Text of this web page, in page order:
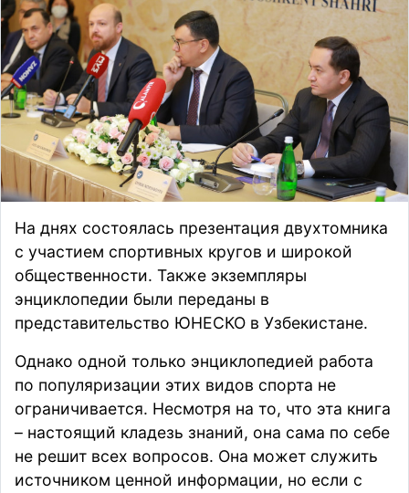
На днях состоялась презентация двухтомника
с участием спортивных кругов и широкой
общественности. Также экземпляры
энциклопедии были переданы в
представительство ЮНЕСКО в Узбекистане.
Однако одной только энциклопедией работа
по популяризации этих видов спорта не
ограничивается. Несмотря на то, что эта книга
– настоящий кладезь знаний, она сама по себе
не решит всех вопросов. Она может служить
источником ценной информации, но если с